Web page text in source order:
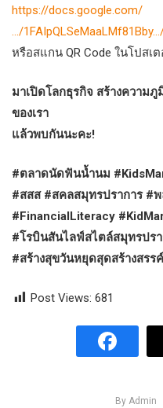
https://docs.google.com/
…/
หรือสแกน QR Code ในโปสเต
มาเปิดโลกธุรกิจ สร้างความ
ของเรา
แล้วพบกันนะคะ!
#ตลาดนัดฟันน้ำนม
#สสส #สคลสมุทรปราการ #พ
#FinancialLiteracy
#โรบินสันไลฟ์สไตล์สมุทรปร
#สร้างสุขวันหยุดสุดสร้างสรรค์
Post Views: 681
By Admin